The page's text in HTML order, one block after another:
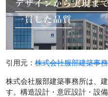
引用元： 株式会社服部建築事
株式会社服部建築事務所は、
す。構造設計・意匠設計・設